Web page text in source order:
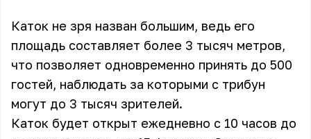
Каток не зря назван большим, ведь его
площадь составляет более 3 тысяч метров,
что позволяет одновременно принять до 500
гостей, наблюдать за которыми с трибун
могут до 3 тысяч зрителей.
Каток будет открыт ежедневно с 10 часов до